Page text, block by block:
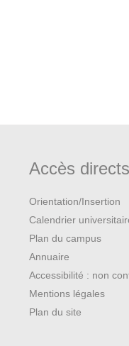
Accès
Orientation/Insertion
Calendrier
Plan du campus
Annuaire
Accessibilité : non
Mentions légales
Plan du site